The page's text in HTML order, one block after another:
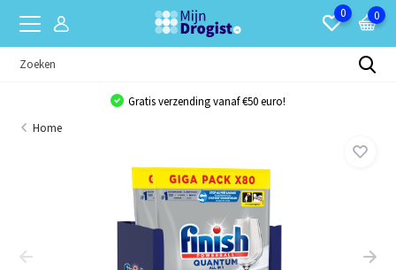
0 0
Gratis verzending vanaf €50 euro!
Home